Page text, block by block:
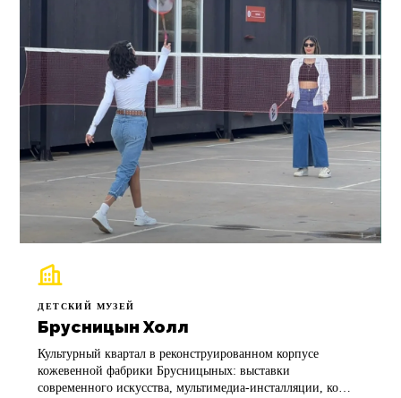
ДЕТСКИЙ МУЗЕЙ
Брусницын Холл
Культурный квартал в реконструированном корпусе
кожевенной фабрики Брусницыных: выставки
современного искусства, мультимедиа-инсталляции, ко…